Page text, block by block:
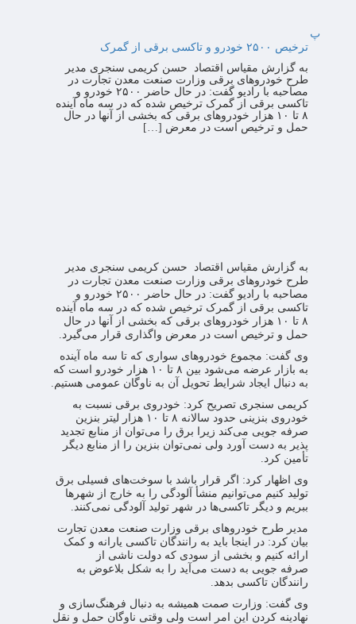
پ
ترخیص ۲۵۰۰ خودرو و تاکسی برقی از گمرک
به گزارش مقیاس اقتصاد حسن کریمی سنجری مدیر
طرح خودروهای برقی وزارت صنعت معدن تجارت در
مصاحبه با رادیو گفت: در حال حاضر ۲۵۰۰ خودرو و
تاکسی برقی از گمرک ترخیص شده که در سه ماه آینده
۸ تا ۱۰ هزار خودروهای برقی که بخشی از آنها در حال
حمل و ترخیص است در معرض […]
به گزارش مقیاس اقتصاد حسن کریمی سنجری مدیر
طرح خودروهای برقی وزارت صنعت معدن تجارت در
مصاحبه با رادیو گفت: در حال حاضر ۲۵۰۰ خودرو و
تاکسی برقی از گمرک ترخیص شده که در سه ماه آینده
۸ تا ۱۰ هزار خودروهای برقی که بخشی از آنها در حال
حمل و ترخیص است در معرض واگذاری قرار می‌گیرد.
وی گفت: مجموع خودروهای سواری که تا سه ماه آینده
به بازار عرضه می‌شود بین ۸ تا ۱۰ هزار خودرو است که
به دنبال ایجاد شرایط تحویل آن به ناوگان عمومی هستیم.
کریمی سنجری تصریح کرد: خودروی برقی نسبت به
خودروی بنزینی حدود سالانه ۸ تا ۱۰ هزار لیتر بنزین
صرفه جویی می‌کند زیرا برق را می‌توان از منابع تجدید
پذیر به دست آورد ولی نمی‌توان بنزین را از منابع دیگر
تأمین کرد.
وی اظهار کرد: اگر قرار باشد با سوخت‌های فسیلی برق
تولید کنیم می‌توانیم منشأ آلودگی را به خارج از شهرها
ببریم و دیگر تاکسی‌ها در شهر تولید آلودگی نمی‌کنند.
مدیر طرح خودروهای برقی وزارت صنعت معدن تجارت
بیان کرد: در اینجا باید به رانندگان تاکسی یارانه و کمک
ارائه کنیم و بخشی از سودی که دولت ناشی از
صرفه جویی به دست می‌آید را به شکل بلاعوض به
رانندگان تاکسی بدهد.
وی گفت: وزارت صمت همیشه به دنبال فرهنگ‌سازی و
نهادینه کردن این امر است ولی وقتی ناوگان حمل و نقل